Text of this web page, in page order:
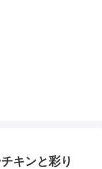
キンと彩り